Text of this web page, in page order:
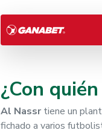
¿Con
Al Nassr tiene un
fichado a varios